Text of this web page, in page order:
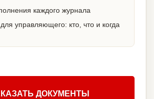
каждого журнала
управляющего: кто, что и когда
ДОКУМЕНТЫ